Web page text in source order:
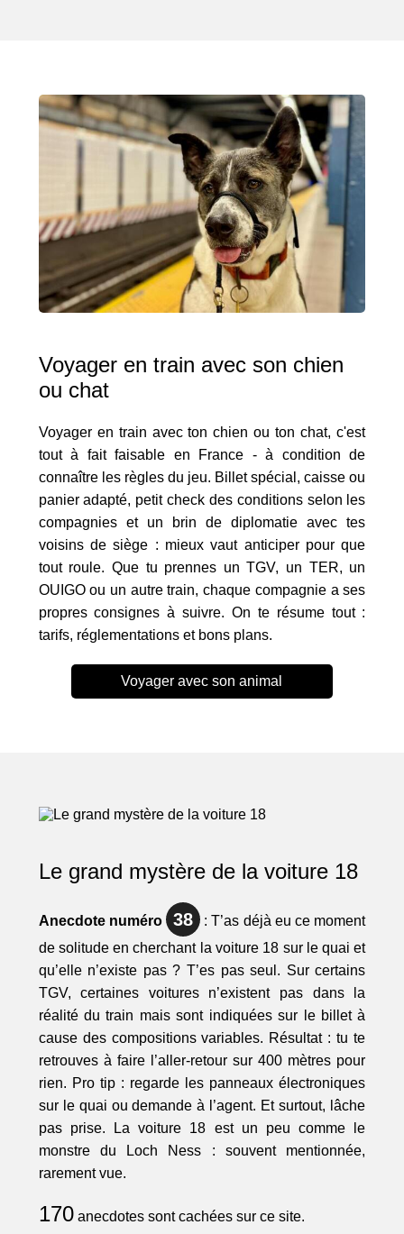
Voyager en train avec son chien
ou chat
Voyager en train avec ton chien ou ton chat, c'est
tout à fait faisable en France - à condition de
connaître les règles du jeu. Billet spécial, caisse ou
panier adapté, petit check des conditions selon les
compagnies et un brin de diplomatie avec tes
voisins de siège : mieux vaut anticiper pour que
tout roule. Que tu prennes un TGV, un TER, un
OUIGO ou un autre train, chaque compagnie a ses
propres consignes à suivre. On te résume tout :
tarifs, réglementations et bons plans.
Voyager avec son animal
Le grand mystère de la voiture 18
Anecdote numéro 38
: T’as déjà eu ce moment
de solitude en cherchant la voiture 18 sur le quai et
qu’elle n’existe pas ? T’es pas seul. Sur certains
TGV, certaines voitures n’existent pas dans la
réalité du train mais sont indiquées sur le billet à
cause des compositions variables. Résultat : tu te
retrouves à faire l’aller-retour sur 400 mètres pour
rien. Pro tip : regarde les panneaux électroniques
sur le quai ou demande à l’agent. Et surtout, lâche
pas prise. La voiture 18 est un peu comme le
monstre du Loch Ness : souvent mentionnée,
rarement vue.
170anecdotes sont cachées sur ce site.